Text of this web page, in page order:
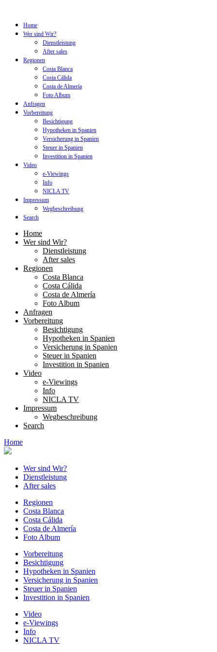
Home
Wer sind Wir?
Dienstleistung
After sales
Regionen
Costa Blanca
Costa Cálida
Costa de Almería
Foto Album
Anfragen
Vorbereitung
Besichtigung
Hypotheken in Spanien
Versicherung in Spanien
Steuer in Spanien
Investition in Spanien
Video
e-Viewings
Info
NICLA TV
Impressum
Wegbeschreibung
Search
Home
Wer sind Wir?
Dienstleistung
After sales
Regionen
Costa Blanca
Costa Cálida
Costa de Almería
Foto Album
Anfragen
Vorbereitung
Besichtigung
Hypotheken in Spanien
Versicherung in Spanien
Steuer in Spanien
Investition in Spanien
Video
e-Viewings
Info
NICLA TV
Impressum
Wegbeschreibung
Search
Home
Wer sind Wir?
Dienstleistung
After sales
Regionen
Costa Blanca
Costa Cálida
Costa de Almería
Foto Album
Vorbereitung
Besichtigung
Hypotheken in Spanien
Versicherung in Spanien
Steuer in Spanien
Investition in Spanien
Video
e-Viewings
Info
NICLA TV